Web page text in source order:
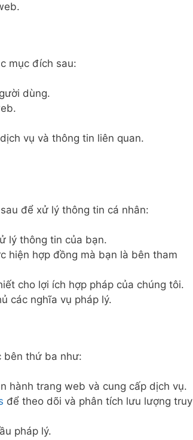
mục đích sau:
dùng.
vụ và thông tin liên quan.
để xử lý thông tin cá nhân:
lý thông tin của bạn.
hiện hợp đồng mà bạn là bên tham
cho lợi ích hợp pháp của chúng tôi.
các nghĩa vụ pháp lý.
bên thứ ba như:
hành trang web và cung cấp dịch vụ.
để theo dõi và phân tích lưu lượng truy
pháp lý.